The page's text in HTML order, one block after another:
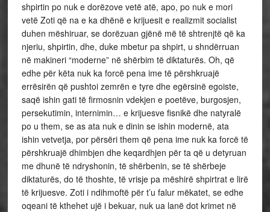
shpirtin po nuk e dorëzove vetë atë, apo, po nuk e mori
vetë Zoti që na e ka dhënë e krijuesit e realizmit socialist
duhen mëshiruar, se dorëzuan gjënë më të shtrenjtë që ka
njeriu, shpirtin, dhe, duke mbetur pa shpirt, u shndërruan
në makineri “moderne” në shërbim të diktaturës. Oh, që
edhe për këta nuk ka forcë pena ime të përshkruajë
errësirën që pushtoi zemrën e tyre dhe egërsinë egoiste,
saqë ishin gati të firmosnin vdekjen e poetëve, burgosjen,
persekutimin, internimin… e krijuesve fisnikë dhe natyralë
po u them, se as ata nuk e dinin se ishin modernë, ata
ishin vetvetja, por përsëri them që pena ime nuk ka forcë të
përshkruajë dhimbjen dhe keqardhjen për ta që u detyruan
me dhunë të ndryshonin, të shërbenin, se të shërbeje
diktaturës, do të thoshte, të vrisje pa mëshirë shpirtrat e lirë
të krijuesve. Zoti i ndihmoftë për t’u falur mëkatet, se edhe
oqeani të kthehet ujë i bekuar, nuk ua lanë dot krimet në